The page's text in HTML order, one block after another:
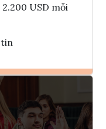
USD mỗi
Interlink